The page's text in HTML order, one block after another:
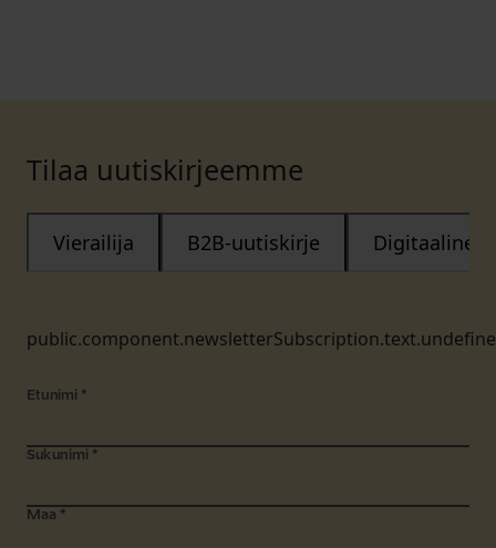
Tilaa uutiskirjeemme
Vierailija B2B-uutiskirje Digitaalinen
Etunimi *
Sukunimi *
Maa *